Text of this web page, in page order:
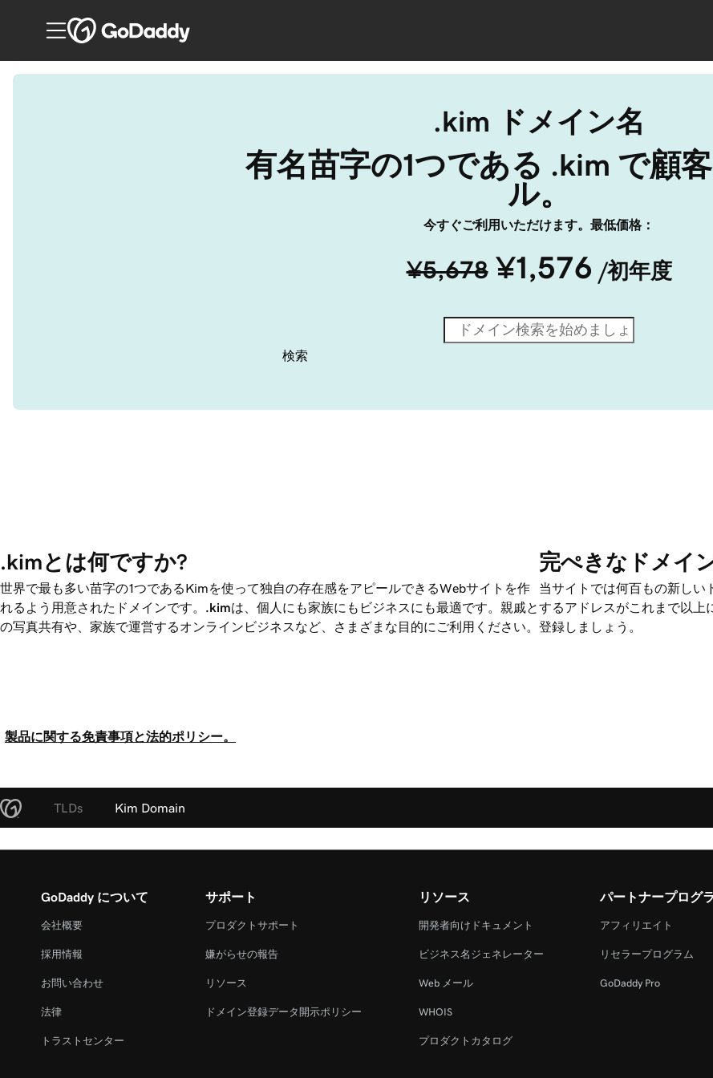
.kim ドメイン名
ル。
今すぐご利用いただけます。最低価格：
¥5,678 ¥1,576 /初年度
検索
.kimとは何ですか?
世界で最も多い苗字の1つであるKimを使って独自の存在感をアピールできるWebサイトを作
れるよう用意されたドメインです。 .kimは、個人にも家族にもビジネスにも最適です。親戚と
の写真共有や、家族で運営するオンラインビジネスなど、さまざまな目的にご利用ください。
完ぺきなドメイ
当サイトでは何百もの新しい
するアドレスがこれまで以上
登録しましょう。
製品に関する免責事項と法的ポリシー。
TLDs Kim Domain
GoDaddy について
会社概要
採用情報
お問い合わせ
法律
トラストセンター
サポート
プロダクトサポート
嫌がらせの報告
リソース
ドメイン登録データ開示ポリシー
リソース
開発者向けドキュメント
ビジネス名ジェネレーター
Web メール
WHOIS
プロダクトカタログ
パートナープログ
アフィリエイト
リセラープログラム
GoDaddy Pro